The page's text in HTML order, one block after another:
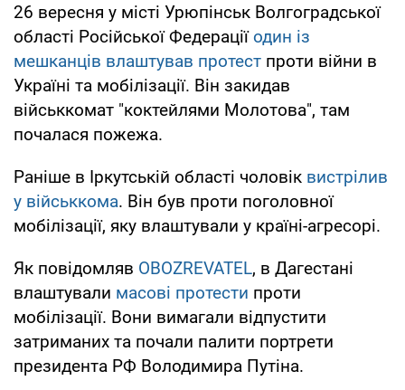
26 вересня у місті Урюпінськ Волгоградської
області Російської Федераціїодин із
мешканців влаштував протест проти війни в
Україні та мобілізації. Він закидав
військкомат "коктейлями Молотова", там
почалася пожежа.
Раніше в Іркутській області чоловік вистрілив
у військкома. Він був проти поголовної
мобілізації, яку влаштували у країні-агресорі.
Як повідомляв OBOZREVATEL, в Дагестані
влаштували масові протести проти
мобілізації. Вони вимагали відпустити
затриманих та почали палити портрети
президента РФ Володимира Путіна.